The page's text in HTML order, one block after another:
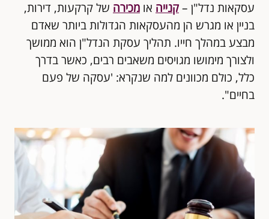
גירושין
צוואות וירושות
מאמרים ותקשורת
צור קשר
עסקאות נדל"ן – קנייה או מכירה של קרקעות, דירות,
בניין או מגרש הן מהעסקאות הגדולות ביותר שאדם
מבצע במהלך חייו. תהליך עסקת הנדל"ן הוא ממושך
ולצורך מימושו מגויסים משאבים רבים, כאשר בדרך
כלל, כולם מכוונים למה שנקרא: 'עסקה של פעם
בחיים".